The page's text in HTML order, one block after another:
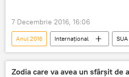
7 Decembrie 2016, 16:06
Anul 2016 Internaţional
SUA
Donald Trump
Time
Zodia care va avea un sfârşit de